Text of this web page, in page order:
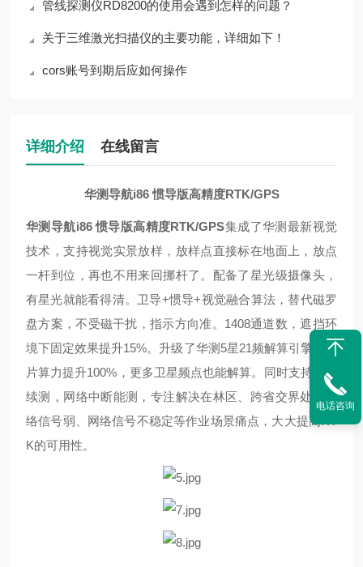
管线探测仪RD8200的使用会遇到怎样的问题？
关于三维激光扫描仪的主要功能，详细如下！
cors账号到期后应如何操作
详细介绍 在线留言
华测导航i86 惯导版高精度RTK/GPS
华测导航i86 惯导版高精度RTK/GPS集成了华测最新视觉
技术，支持视觉实景放样，放样点直接标在地面上，放点
一杆到位，再也不用来回挪杆了。配备了星光级摄像头，
有星光就能看得清。卫导+惯导+视觉融合算法，替代磁罗
盘方案，不受磁干扰，指示方向准。1408通道数，遮挡环
境下固定效果提升15%。升级了华测5星21频解算引擎，芯
片算力提升100%，更多卫星频点也能解算。同时支持无网
续测，网络中断能测，专注解决在林区、跨省交界处等网
络信号弱、网络信号不稳定等作业场景痛点，大大提高RT
K的可用性。
电话咨询